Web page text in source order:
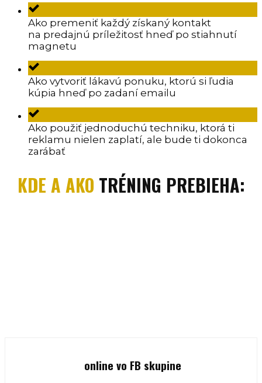
Ako premeniť každý získaný kontakt
na predajnú príležitosť hneď po stiahnutí
magnetu
Ako vytvoriť lákavú ponuku, ktorú si ľudia
kúpia hneď po zadaní emailu
Ako použiť jednoduchú techniku, ktorá ti
reklamu nielen zaplatí, ale bude ti dokonca
zarábať
KDE A AKO TRÉNING PREBIEHA:
online vo FB skupine